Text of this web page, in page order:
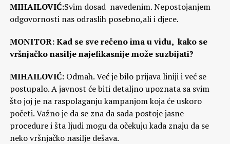
MIHAILOVIĆ:Svim dosad navedenim. Nepostojanjem
odgovornosti nas odraslih posebno,ali i djece.
MONITOR: Kad se sve rečeno ima u vidu, kako se
vršnjačko nasilje najefikasnije može suzbijati?
MIHAILOVIĆ: Odmah. Već je bilo prijava liniji i već se
postupalo. A javnost će biti detaljno upoznata sa svim
što joj je na raspolaganju kampanjom koja će uskoro
početi. Važno je da se zna da sada postoje jasne
procedure i šta ljudi mogu da očekuju kada znaju da se
neko vršnjačko nasilje dešava.